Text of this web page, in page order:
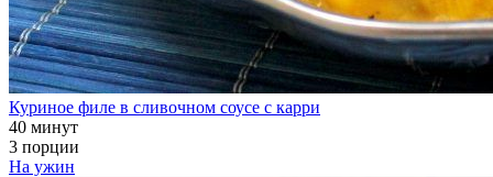
Куриное филе в сливочном соусе с карри
40 минут
3 порции
На ужин